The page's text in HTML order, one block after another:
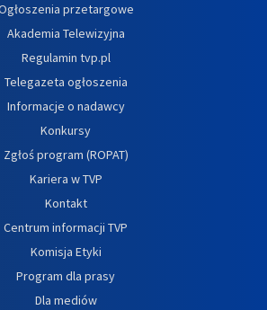
przetargowe
Akademia Telewizyjna
Regulamin tvp.pl
Telegazeta ogłoszenia
Informacje o nadawcy
Konkursy
Zgłoś program (ROPAT)
Kariera w TVP
Kontakt
Centrum informacji TVP
Komisja Etyki
Program dla prasy
Dla mediów